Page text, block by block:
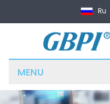
Ru
MENU